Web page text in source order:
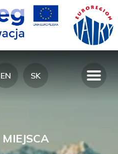
EN SK
MIEJSCA